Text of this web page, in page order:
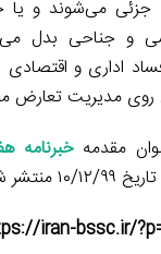
جزئی می‌شوند و
و جناحی بدل
اداری و
مدیریت تعارض
مقدمهخبرنامه
۱۲/۹۹ منتشر شده است.